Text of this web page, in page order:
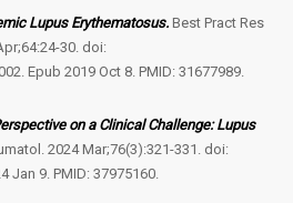
Lupus Erythematosus. Best Pract Res
30. doi:
Epub 2019 Oct 8. PMID: 31677989.
on a Clinical Challenge: Lupus
2024 Mar;76(3):321-331. doi:
Jan 9. PMID: 37975160.